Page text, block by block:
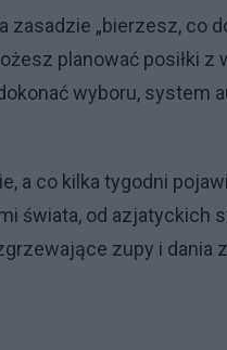
zasadzie „bierzesz, co
planować posiłki
wyboru, system
a co kilka tygodni
świata, od
zupy i dania